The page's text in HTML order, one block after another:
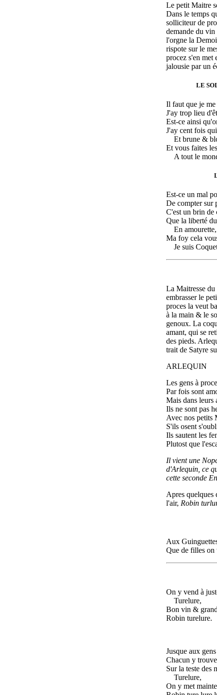
Le petit Maitre
Dans le temps
solliciteur de
demande du
l'orgne la
rispote sur le
procez s'en met
jalousie par un
LE
Il faut que je me
J'ay trop lieu
Est-ce ainsi
J'ay cent fois
Et brune &
Et vous faites
A tout le
Est-ce un mal
De compter sur
C'est un brin de
Que la liberté
En amourette,
Ma foy cela
Je suis
La Maitresse
embrasser le
proces la veut
à la main & le
genoux. La
amant, qui se
des pieds.
trait de Satyre
ARLEQUIN
Les gens à
Par fois sont
Mais dans leurs
Ils ne sont pas
Avec nos petits
S'ils osent
Ils sautent les
Plutost que
Il vient une
d'Arlequin, ce
cette seconde
Apres quelques
l'air, Robin
Aux
Que de filles on
On y vend à
Turelure,
Bon vin &
Robin turelure.
Jusque aux
Chacun y
Sur la teste des
Turelure,
On y met